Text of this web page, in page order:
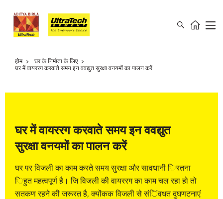
होम
घर के निर्माता के लिए
घर में वायररग करवाते समय इन ववद्युत सुरक्षा वनयमों का पालन करें
घर में वायररग करवाते समय इन ववद्युत
सुरक्षा वनयमों का पालन करें
घर पर विजली का काम करते समय सुरक्षा और सावधानी िरतना
िहुत महत्वपूर्ण है। जि विजली की वायररग का काम चल रहा हो तो
सतकण रहने की जरूरत है, क्योंकक विजली से संिंवधत दुघणटनाएं